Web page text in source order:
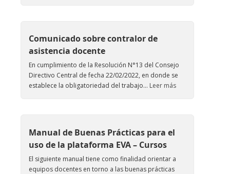
Comunicado sobre contralor de
asistencia docente
En cumplimiento de la Resolución N°13 del Consejo
Directivo Central de fecha 22/02/2022, en donde se
establece la obligatoriedad del trabajo... Leer más
Manual de Buenas Prácticas para el
uso de la plataforma EVA – Cursos
El siguiente manual tiene como finalidad orientar a
equipos docentes en torno a las buenas prácticas